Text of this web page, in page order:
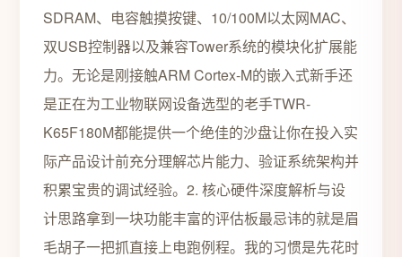
SDRAM、电容触摸按键、10/100M以太网MAC、
双USB控制器以及兼容Tower系统的模块化扩展能
力。无论是刚接触ARM Cortex-M的嵌入式新手还
是正在为工业物联网设备选型的老手TWR-
K65F180M都能提供一个绝佳的沙盘让你在投入实
际产品设计前充分理解芯片能力、验证系统架构并
积累宝贵的调试经验。2. 核心硬件深度解析与设
计思路拿到一块功能丰富的评估板最忌讳的就是眉
毛胡子一把抓直接上电跑例程。我的习惯是先花时